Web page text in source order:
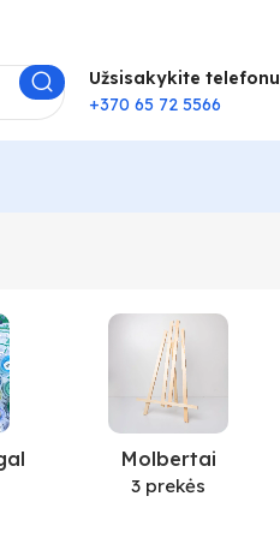
Užsisakykite telefonu
+370 65 72 5566
Molbertai
3 prekės